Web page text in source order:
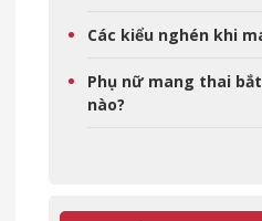
Các kiểu nghén khi
Phụ nữ mang thai
nào?